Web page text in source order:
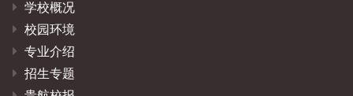
学校概况
校园环境
专业介绍
招生专题